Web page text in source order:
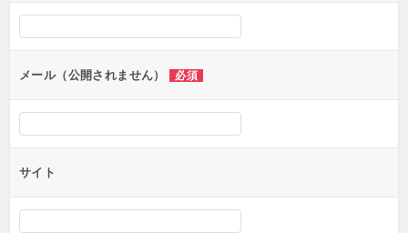
シ
ンメール（公開されません） 必須
サイト